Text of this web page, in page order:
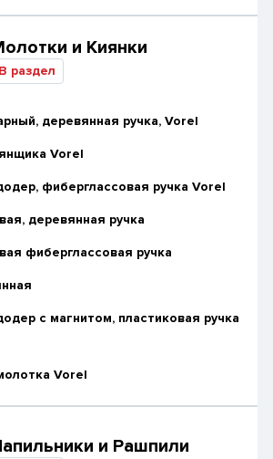
и Киянки
В раздел
деревянная ручка, Vorel
Vorel
фиберглассовая ручка Vorel
деревянная ручка
фиберглассовая ручка
с магнитом, пластиковая ручка
Vorel
и Рашпили